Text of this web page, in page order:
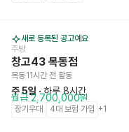
새로 등록된 공고예요
주방
창고43 목동점
목동11시간 전 활동
주 5일 · 하루 8시간
월급 2,700,000원
장기우대 4대 보험 가입 +1